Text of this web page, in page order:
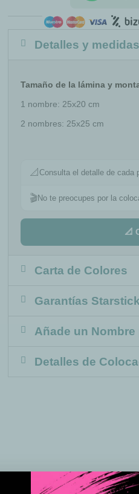
Detalles y medidas
Tamaño de la lámina y
1 nombre: 25x20 cm
2 nombres: 25x25 cm
📐 Consulta el detalle de cada
🎬No te preocupes por la
📐
Carta de Colores
Garantías Starstick
Añade un
Detalles de